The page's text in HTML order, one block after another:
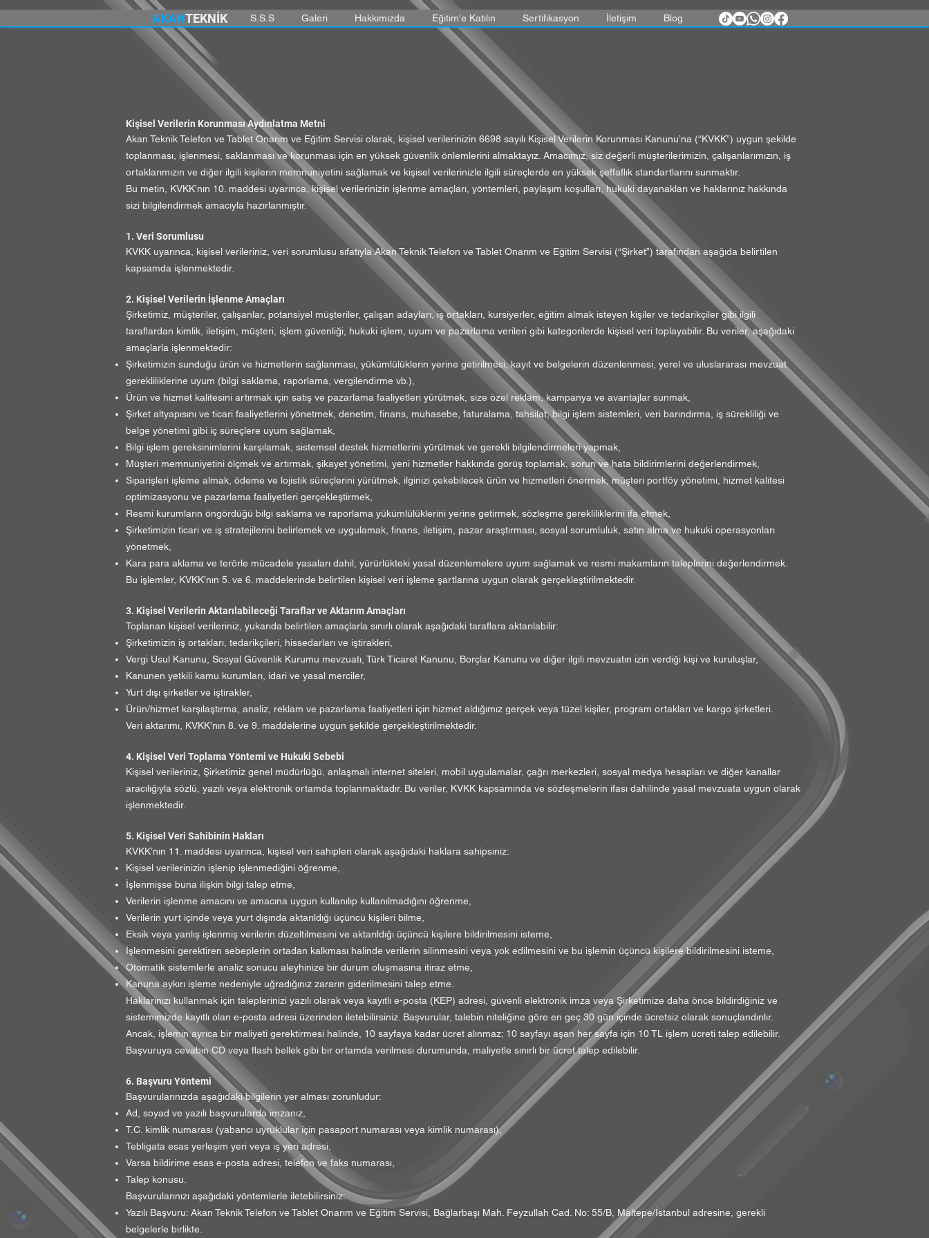
S.S.S Galeri Hakkımızda Eğitim'e Katılın Sertifikasyon İletişim Blog
AKANTEKNİK
Kişisel Verilerin Korunması Aydınlatma Metni
Akan Teknik Telefon ve Tablet Onarım ve Eğitim Servisi olarak, kişisel verilerinizin 6698 sayılı Kişisel Verilerin Korunması Kanunu’na (“KVKK”) uygun şekilde
toplanması, işlenmesi, saklanması ve korunması için en yüksek güvenlik önlemlerini almaktayız. Amacımız, siz değerli müşterilerimizin, çalışanlarımızın, iş
ortaklarımızın ve diğer ilgili kişilerin memnuniyetini sağlamak ve kişisel verilerinizle ilgili süreçlerde en yüksek şeffaflık standartlarını sunmaktır.
Bu metin, KVKK’nın 10. maddesi uyarınca, kişisel verilerinizin işlenme amaçları, yöntemleri, paylaşım koşulları, hukuki dayanakları ve haklarınız hakkında
sizi bilgilendirmek amacıyla hazırlanmıştır.
1. Veri Sorumlusu
KVKK uyarınca, kişisel verileriniz, veri sorumlusu sıfatıyla Akan Teknik Telefon ve Tablet Onarım ve Eğitim Servisi (“Şirket”) tarafından aşağıda belirtilen
kapsamda işlenmektedir.
2. Kişisel Verilerin İşlenme Amaçları
Şirketimiz, müşteriler, çalışanlar, potansiyel müşteriler, çalışan adayları, iş ortakları, kursiyerler, eğitim almak isteyen kişiler ve tedarikçiler gibi ilgili
taraflardan kimlik, iletişim, müşteri, işlem güvenliği, hukuki işlem, uyum ve pazarlama verileri gibi kategorilerde kişisel veri toplayabilir. Bu veriler, aşağıdaki
amaçlarla işlenmektedir:
Şirketimizin sunduğu ürün ve hizmetlerin sağlanması, yükümlülüklerin yerine getirilmesi, kayıt ve belgelerin düzenlenmesi, yerel ve uluslararası mevzuat
gerekliliklerine uyum (bilgi saklama, raporlama, vergilendirme vb.),
Ürün ve hizmet kalitesini artırmak için satış ve pazarlama faaliyetleri yürütmek, size özel reklam, kampanya ve avantajlar sunmak,
Şirket altyapısını ve ticari faaliyetlerini yönetmek, denetim, finans, muhasebe, faturalama, tahsilat, bilgi işlem sistemleri, veri barındırma, iş sürekliliği ve
belge yönetimi gibi iç süreçlere uyum sağlamak,
Bilgi işlem gereksinimlerini karşılamak, sistemsel destek hizmetlerini yürütmek ve gerekli bilgilendirmeleri yapmak,
Müşteri memnuniyetini ölçmek ve artırmak, şikayet yönetimi, yeni hizmetler hakkında görüş toplamak, sorun ve hata bildirimlerini değerlendirmek,
Siparişleri işleme almak, ödeme ve lojistik süreçlerini yürütmek, ilginizi çekebilecek ürün ve hizmetleri önermek, müşteri portföy yönetimi, hizmet kalitesi
optimizasyonu ve pazarlama faaliyetleri gerçekleştirmek,
Resmi kurumların öngördüğü bilgi saklama ve raporlama yükümlülüklerini yerine getirmek, sözleşme gerekliliklerini ifa etmek,
Şirketimizin ticari ve iş stratejilerini belirlemek ve uygulamak, finans, iletişim, pazar araştırması, sosyal sorumluluk, satın alma ve hukuki operasyonları
yönetmek,
Kara para aklama ve terörle mücadele yasaları dahil, yürürlükteki yasal düzenlemelere uyum sağlamak ve resmi makamların taleplerini değerlendirmek.
Bu işlemler, KVKK’nın 5. ve 6. maddelerinde belirtilen kişisel veri işleme şartlarına uygun olarak gerçekleştirilmektedir.
3. Kişisel Verilerin Aktarılabileceği Taraflar ve Aktarım Amaçları
Toplanan kişisel verileriniz, yukarıda belirtilen amaçlarla sınırlı olarak aşağıdaki taraflara aktarılabilir:
Şirketimizin iş ortakları, tedarikçileri, hissedarları ve iştirakleri,
Vergi Usul Kanunu, Sosyal Güvenlik Kurumu mevzuatı, Türk Ticaret Kanunu, Borçlar Kanunu ve diğer ilgili mevzuatın izin verdiği kişi ve kuruluşlar,
Kanunen yetkili kamu kurumları, idari ve yasal merciler,
Yurt dışı şirketler ve iştirakler,
Ürün/hizmet karşılaştırma, analiz, reklam ve pazarlama faaliyetleri için hizmet aldığımız gerçek veya tüzel kişiler, program ortakları ve kargo şirketleri.
Veri aktarımı, KVKK’nın 8. ve 9. maddelerine uygun şekilde gerçekleştirilmektedir.
4. Kişisel Veri Toplama Yöntemi ve Hukuki Sebebi
Kişisel verileriniz, Şirketimiz genel müdürlüğü, anlaşmalı internet siteleri, mobil uygulamalar, çağrı merkezleri, sosyal medya hesapları ve diğer kanallar
aracılığıyla sözlü, yazılı veya elektronik ortamda toplanmaktadır. Bu veriler, KVKK kapsamında ve sözleşmelerin ifası dahilinde yasal mevzuata uygun olarak
işlenmektedir.
5. Kişisel Veri Sahibinin Hakları
KVKK’nın 11. maddesi uyarınca, kişisel veri sahipleri olarak aşağıdaki haklara sahipsiniz:
Kişisel verilerinizin işlenip işlenmediğini öğrenme,
İşlenmişse buna ilişkin bilgi talep etme,
Verilerin işlenme amacını ve amacına uygun kullanılıp kullanılmadığını öğrenme,
Verilerin yurt içinde veya yurt dışında aktarıldığı üçüncü kişileri bilme,
Eksik veya yanlış işlenmiş verilerin düzeltilmesini ve aktarıldığı üçüncü kişilere bildirilmesini isteme,
İşlenmesini gerektiren sebeplerin ortadan kalkması halinde verilerin silinmesini veya yok edilmesini ve bu işlemin üçüncü kişilere bildirilmesini isteme,
Otomatik sistemlerle analiz sonucu aleyhinize bir durum oluşmasına itiraz etme,
Kanuna aykırı işleme nedeniyle uğradığınız zararın giderilmesini talep etme.
Haklarınızı kullanmak için taleplerinizi yazılı olarak veya kayıtlı e-posta (KEP) adresi, güvenli elektronik imza veya Şirketimize daha önce bildirdiğiniz ve
sistemimizde kayıtlı olan e-posta adresi üzerinden iletebilirsiniz. Başvurular, talebin niteliğine göre en geç 30 gün içinde ücretsiz olarak sonuçlandırılır.
Ancak, işlemin ayrıca bir maliyeti gerektirmesi halinde, 10 sayfaya kadar ücret alınmaz; 10 sayfayı aşan her sayfa için 10 TL işlem ücreti talep edilebilir.
Başvuruya cevabın CD veya flash bellek gibi bir ortamda verilmesi durumunda, maliyetle sınırlı bir ücret talep edilebilir.
6. Başvuru Yöntemi
Başvurularınızda aşağıdaki bilgilerin yer alması zorunludur:
Ad, soyad ve yazılı başvurularda imzanız,
T.C. kimlik numarası (yabancı uyruklular için pasaport numarası veya kimlik numarası),
Tebligata esas yerleşim yeri veya iş yeri adresi,
Varsa bildirime esas e-posta adresi, telefon ve faks numarası,
Talep konusu.
Başvurularınızı aşağıdaki yöntemlerle iletebilirsiniz:
Yazılı Başvuru: Akan Teknik Telefon ve Tablet Onarım ve Eğitim Servisi, Bağlarbaşı Mah. Feyzullah Cad. No: 55/B, Maltepe/İstanbul adresine, gerekli
belgelerle birlikte.